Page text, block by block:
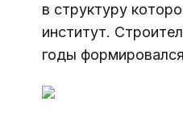
в структуру
институт.
годы